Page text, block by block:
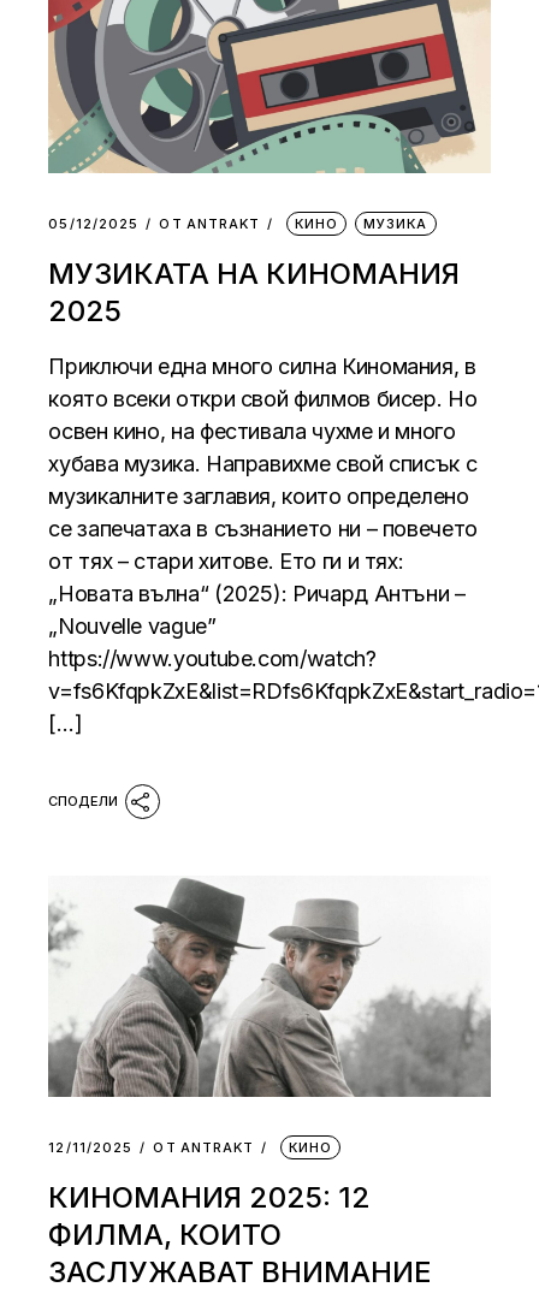
05/12/2025 ОТ АNTRAKT КИНО МУЗИКА
МУЗИКАТА НА КИНОМАНИЯ
2025
Приключи една много силна Киномания, в
която всеки откри свой филмов бисер. Но
освен кино, на фестивала чухме и много
хубава музика. Направихме свой списък с
музикалните заглавия, които определено
се запечатаха в съзнанието ни – повечето
от тях – стари хитове. Ето ги и тях:
„Новата вълна“ (2025): Ричард Антъни –
„Nouvelle vague”
https://www.youtube.com/watch?
[…]
12/11/2025 ОТ АNTRAKT КИНО
КИНОМАНИЯ 2025: 12
ФИЛМА, КОИТО
ЗАСЛУЖАВАТ ВНИМАНИЕ